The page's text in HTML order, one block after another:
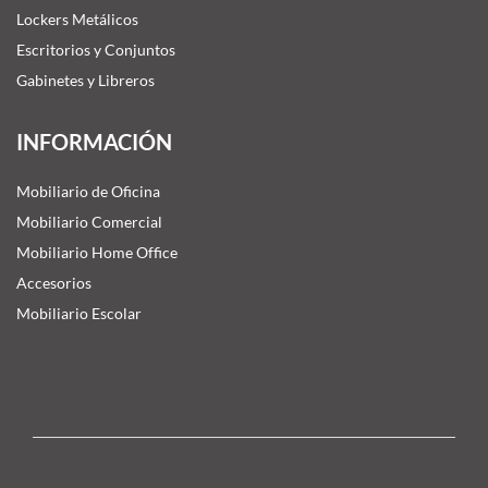
Lockers Metálicos
Escritorios y Conjuntos
Gabinetes y Libreros
INFORMACIÓN
Mobiliario de Oficina
Mobiliario Comercial
Mobiliario Home Office
Accesorios
Mobiliario Escolar